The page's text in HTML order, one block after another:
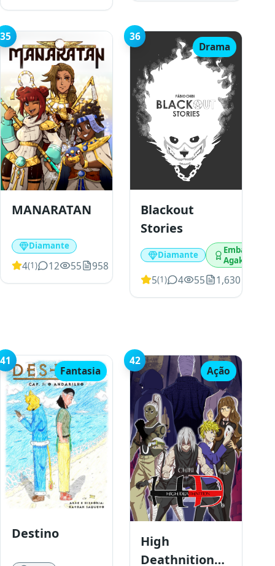
35
MANARATAN
Diamante
4(1) 12 55 958
36
Drama
Blackout
Stories
Diamante
Embaixador
Agakê
5(1) 4 55 1,630
41
Fantasia
Destino
42
Ação
High
Deathnition